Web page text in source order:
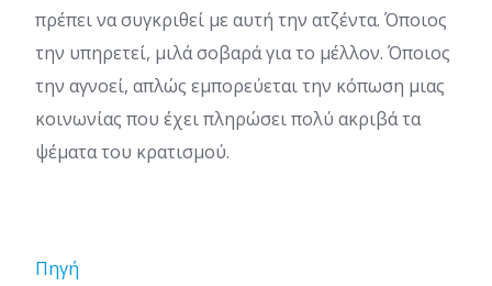
πρέπει να συγκριθεί με αυτή την ατζέντα. Όποιος
την υπηρετεί, μιλά σοβαρά για το μέλλον. Όποιος
την αγνοεί, απλώς εμπορεύεται την κόπωση μιας
κοινωνίας που έχει πληρώσει πολύ ακριβά τα
ψέματα του κρατισμού.
Πηγή